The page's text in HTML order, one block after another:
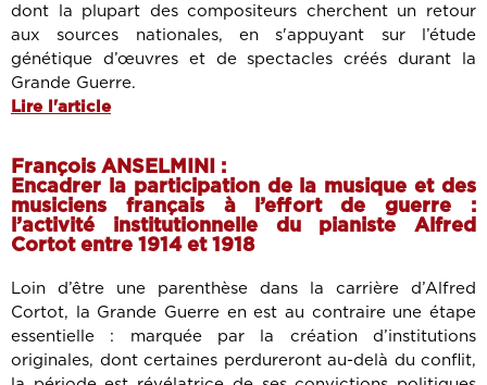
dont la plupart des compositeurs cherchent un retour
aux sources nationales, en s'appuyant sur l’étude
génétique d’œuvres et de spectacles créés durant la
Grande Guerre.
Lire l'article
François ANSELMINI :
Encadrer la participation de la musique et des
musiciens français à l’effort de guerre :
l’activité institutionnelle du pianiste Alfred
Cortot entre 1914 et 1918
Loin d’être une parenthèse dans la carrière d’Alfred
Cortot, la Grande Guerre en est au contraire une étape
essentielle : marquée par la création d’institutions
originales, dont certaines perdureront au-delà du conflit,